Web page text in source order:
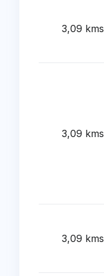
3,09 kms
3,09 kms
3,09 kms